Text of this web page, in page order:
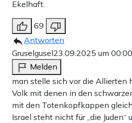
Ekelhaft.
69
Antworten
Gruselgusel23.09.2025 um
Melden
man stelle sich vor die Allierten
Volk mit denen in den
mit den Totenkopfkappen
Israel steht nicht für „die